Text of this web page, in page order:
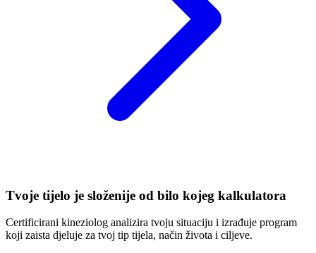
Tvoje tijelo je složenije od bilo kojeg kalkulatora
Certificirani kineziolog analizira tvoju situaciju i izrađuje program
koji zaista djeluje za tvoj tip tijela, način života i ciljeve.